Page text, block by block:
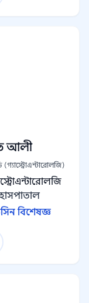
আলী
বিশেষজ্ঞ